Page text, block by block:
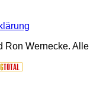
Ron Wernecke.